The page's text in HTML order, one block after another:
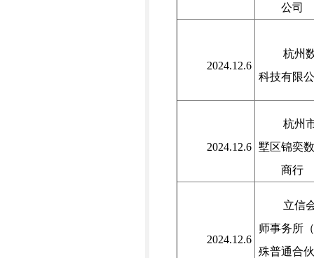
公司
2024.12.6
杭州
科技有限
2024.12.6
杭州
墅区锦奕
商行
2024.12.6
立信
师事务所
殊普通合